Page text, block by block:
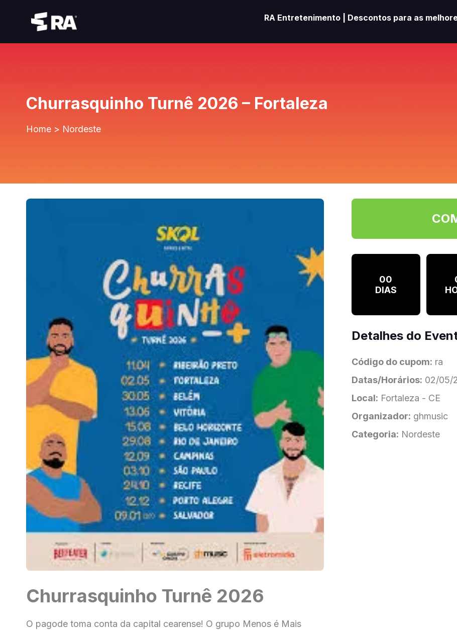
RA Entretenimento | Descontos para as
Churrasquinho Turnê 2026 – Fortaleza
Home > Nordeste
Churrasquinho Turnê 2026
O pagode toma conta da capital cearense! O grupo Menos é Mais
00
DIAS
Detalhes do
Código do cupom: ra
Datas/Horários: 02/05/
Local: Fortaleza - CE
Organizador: ghmusic
Categoria: Nordeste